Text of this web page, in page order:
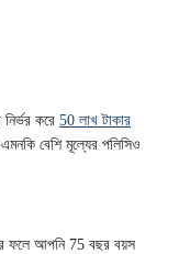
করে 50 লাখ টাকার
বেশি মূল্যের পলিসিও
ফলে আপনি 75 বছর বয়স